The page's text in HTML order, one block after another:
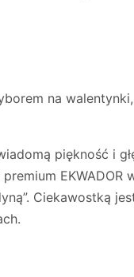
na
piękność i
EKWADOR
Ciekawostką